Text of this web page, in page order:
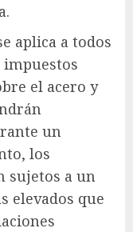
aplica a todos
impuestos
el acero y
un
los
sujetos a un
elevados que